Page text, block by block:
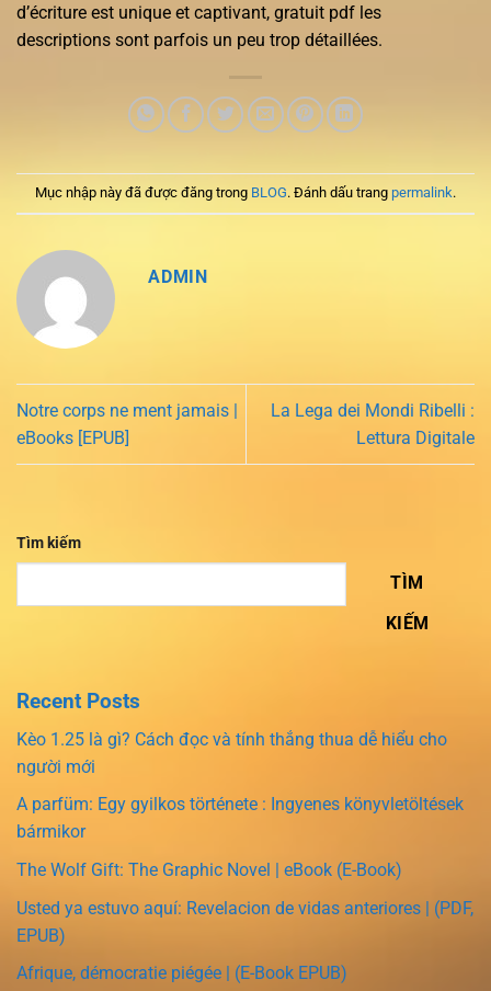
d’écriture est unique et captivant, gratuit pdf les
descriptions sont parfois un peu trop détaillées.
Mục nhập này đã được đăng trong BLOG. Đánh dấu trang permalink.
ADMIN
Notre corps ne ment jamais |
eBooks [EPUB]
La Lega dei Mondi Ribelli :
Lettura Digitale
Tìm kiếm
TÌM
KIẾM
Recent Posts
Kèo 1.25 là gì? Cách đọc và tính thắng thua dễ hiểu cho
người mới
A parfüm: Egy gyilkos története : Ingyenes könyvletöltések
bármikor
The Wolf Gift: The Graphic Novel | eBook (E-Book)
Usted ya estuvo aquí: Revelacion de vidas anteriores | (PDF,
EPUB)
Afrique, démocratie piégée | (E-Book EPUB)